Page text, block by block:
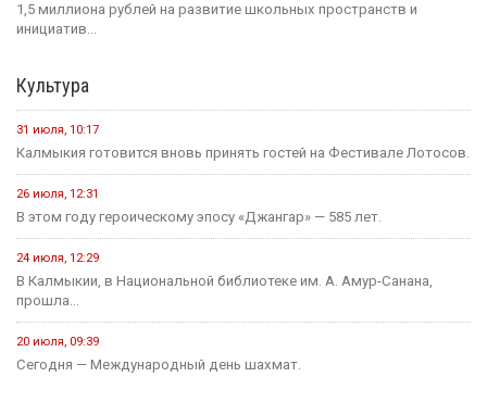
1,5 миллиона рублей на развитие школьных пространств и
инициатив...
Культура
31 июля, 10:17
Калмыкия готовится вновь принять гостей на Фестивале Лотосов.
26 июля, 12:31
В этом году героическому эпосу «Джангар» — 585 лет.
24 июля, 12:29
В Калмыкии, в Национальной библиотеке им. А. Амур-Санана,
прошла...
20 июля, 09:39
Сегодня — Международный день шахмат.